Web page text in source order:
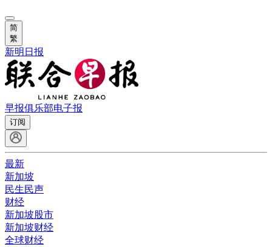
简
繁
新明日报
早报俱乐部电子报
订阅
最新
新加坡
民生民声
财经
新加坡股市
新加坡财经
全球财经